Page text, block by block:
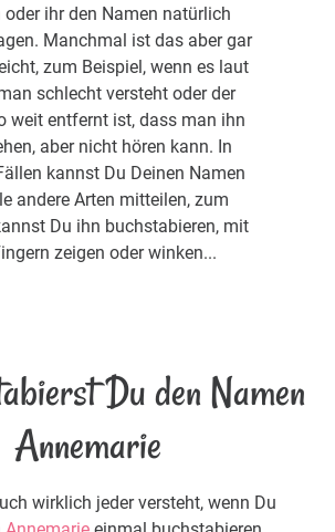
oder ihr den Namen natürlich
Manchmal ist das aber gar
zum Beispiel, wenn es laut
schlecht versteht oder der
weit entfernt ist, dass man ihn
aber nicht hören kann. In
kannst Du Deinen Namen
andere Arten mitteilen, zum
Du ihn buchstabieren, mit
zeigen oder winken...
Du den Namen
Annemarie
wirklich jeder versteht, wenn Du